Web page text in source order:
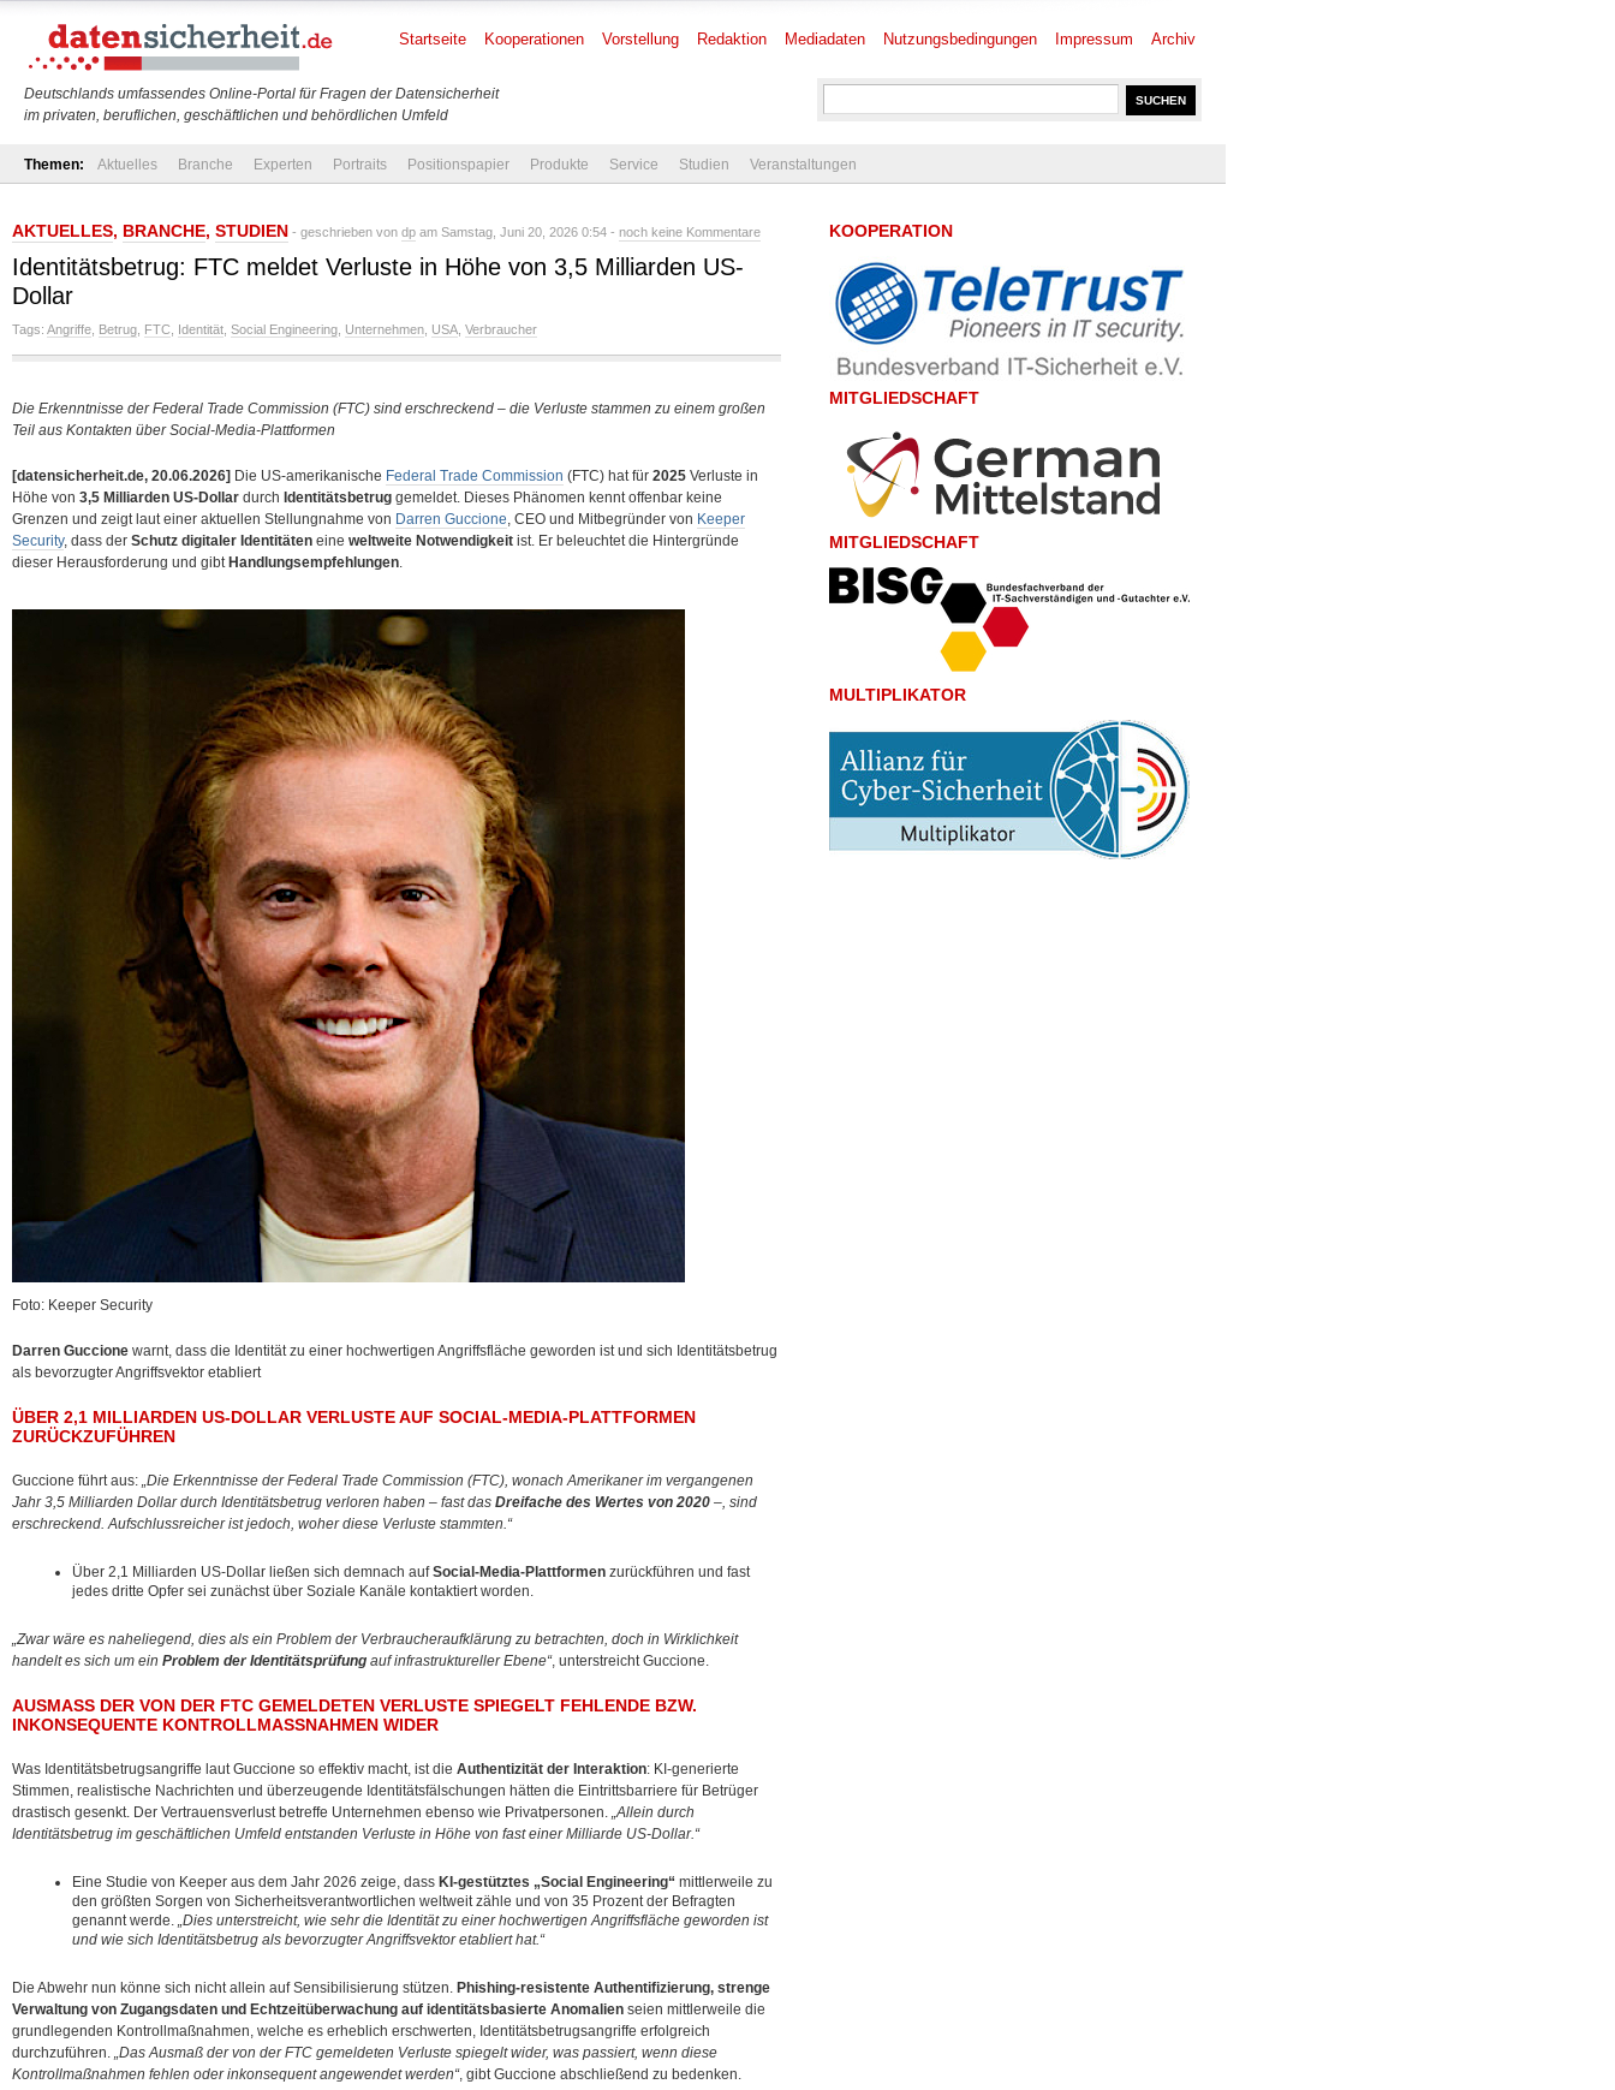
Deutschlands umfassendes Online-Portal für Fragen der Datensicherheit
im privaten, beruflichen, geschäftlichen und behördlichen Umfeld
Startseite Kooperationen Vorstellung Redaktion Mediadaten Nutzungsbedingungen Impressum Archiv
Themen: Aktuelles Branche Experten Portraits Positionspapier Produkte Service Studien Veranstaltungen
AKTUELLES, BRANCHE, STUDIEN - geschrieben von dp am Samstag, Juni 20, 2026 0:54 - noch keine Kommentare
Identitätsbetrug: FTC meldet Verluste in Höhe von 3,5 Milliarden US-
Dollar
Tags: Angriffe Betrug FTC Identität Social Engineering Unternehmen USA Verbraucher
Die Erkenntnisse der Federal Trade Commission (FTC) sind erschreckend – die Verluste stammen zu einem großen
Teil aus Kontakten über Social-Media-Plattformen
[datensicherheit.de, 20.06.2026] Die US-amerikanische Federal Trade Commission (FTC) hat für 2025 Verluste in
Höhe von 3,5 Milliarden US-Dollar durch Identitätsbetrug gemeldet. Dieses Phänomen kennt offenbar keine
Grenzen und zeigt laut einer aktuellen Stellungnahme von Darren Guccione, CEO und Mitbegründer von Keeper
Security, dass der Schutz digitaler Identitäten eine weltweite Notwendigkeit ist. Er beleuchtet die Hintergründe
dieser Herausforderung und gibt Handlungsempfehlungen.
Foto: Keeper Security
Darren Guccione warnt, dass die Identität zu einer hochwertigen Angriffsfläche geworden ist und sich Identitätsbetrug
als bevorzugter Angriffsvektor etabliert
ÜBER 2,1 MILLIARDEN US-DOLLAR VERLUSTE AUF SOCIAL-MEDIA-PLATTFORMEN
ZURÜCKZUFÜHREN
Guccione führt aus: „Die Erkenntnisse der Federal Trade Commission (FTC), wonach Amerikaner im vergangenen
Jahr 3,5 Milliarden Dollar durch Identitätsbetrug verloren haben – fast das Dreifache des Wertes von 2020 –, sind
erschreckend. Aufschlussreicher ist jedoch, woher diese Verluste stammten.“
Über 2,1 Milliarden US-Dollar ließen sich demnach aufSocial-Media-Plattformen zurückführen und fast
jedes dritte Opfer sei zunächst über Soziale Kanäle kontaktiert worden.
„Zwar wäre es naheliegend, dies als ein Problem der Verbraucheraufklärung zu betrachten, doch in Wirklichkeit
handelt es sich um ein Problem der Identitätsprüfung auf infrastruktureller Ebene“, unterstreicht Guccione.
AUSMASS DER VON DER FTC GEMELDETEN VERLUSTE SPIEGELT FEHLENDE BZW. I
NKONSEQUENTE KONTROLLMASSNAHMEN WIDER
Was Identitätsbetrugsangriffe laut Guccione so effektiv macht, ist die Authentizität der Interaktion: KI-generierte
Stimmen, realistische Nachrichten und überzeugende Identitätsfälschungen hätten die Eintrittsbarriere für Betrüger
drastisch gesenkt. Der Vertrauensverlust betreffe Unternehmen ebenso wie Privatpersonen. „Allein durch
Identitätsbetrug im geschäftlichen Umfeld entstanden Verluste in Höhe von fast einer Milliarde US-Dollar.“
Eine Studie von Keeper aus dem Jahr 2026 zeige, dass KI-gestütztes „Social Engineering“ mittlerweile zu
den größten Sorgen von Sicherheitsverantwortlichen weltweit zähle und von 35 Prozent der Befragten
genannt werde. „Dies unterstreicht, wie sehr die Identität zu einer hochwertigen Angriffsfläche geworden ist
und wie sich Identitätsbetrug als bevorzugter Angriffsvektor etabliert hat.“
Die Abwehr nun könne sich nicht allein auf Sensibilisierung stützen. Phishing-resistente Authentifizierung, strenge
Verwaltung von Zugangsdaten und Echtzeitüberwachung auf identitätsbasierte Anomalien seien mittlerweile die
grundlegenden Kontrollmaßnahmen, welche es erheblich erschwerten, Identitätsbetrugsangriffe erfolgreich
durchzuführen. „Das Ausmaß der von der FTC gemeldeten Verluste spiegelt wider, was passiert, wenn diese
Kontrollmaßnahmen fehlen oder inkonsequent angewendet werden“, gibt Guccione abschließend zu bedenken.
KOOPERATION
MITGLIEDSCHAFT
MITGLIEDSCHAFT
MULTIPLIKATOR